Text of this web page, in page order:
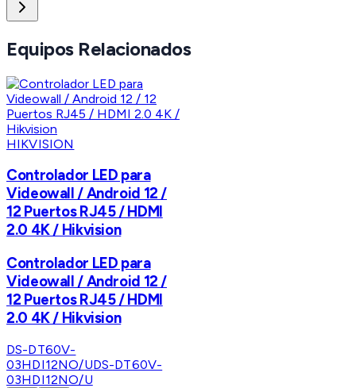
Equipos Relacionados
HIKVISION
Controlador LED para
Videowall / Android 12 /
12 Puertos RJ45 / HDMI
2.0 4K / Hikvision
Controlador LED para
Videowall / Android 12 /
12 Puertos RJ45 / HDMI
2.0 4K / Hikvision
DS-DT60V-
03HDI12NO/UDS-DT60V-
03HDI12NO/U